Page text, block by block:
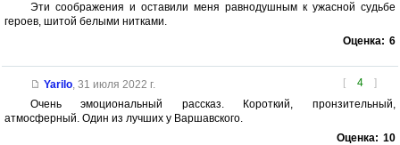
Эти соображения и оставили меня равнодушным к ужасной судьбе
героев, шитой белыми нитками.
Оценка: 6
[ 4 ]
Yarilo, 31 июля 2022 г.
Очень эмоциональный рассказ. Короткий, пронзительный,
атмосферный. Один из лучших у Варшавского.
Оценка: 10